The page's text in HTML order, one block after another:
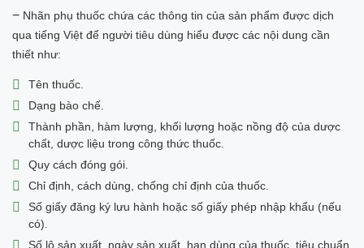
− Nhãn phụ thuốc chứa các thông tin của sản phẩm được dịch
qua tiếng Việt để người tiêu dùng hiểu được các nội dung cần
thiết như:
Tên thuốc.
Dạng bào chế.
Thành phần, hàm lượng, khối lượng hoặc nồng độ của dược
chất, dược liệu trong công thức thuốc.
Quy cách đóng gói.
Chỉ định, cách dùng, chống chỉ định của thuốc.
Số giấy đăng ký lưu hành hoặc số giấy phép nhập khẩu (nếu
có).
Số lô sản xuất, ngày sản xuất, hạn dùng của thuốc, tiêu chuẩn